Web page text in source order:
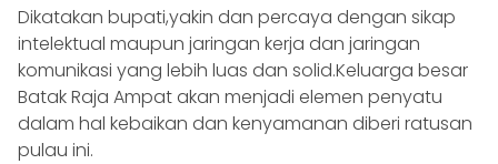
Dikatakan bupati,yakin dan percaya dengan sikap
intelektual maupun jaringan kerja dan jaringan
komunikasi yang lebih luas dan solid.Keluarga besar
Batak Raja Ampat akan menjadi elemen penyatu
dalam hal kebaikan dan kenyamanan diberi ratusan
pulau ini.